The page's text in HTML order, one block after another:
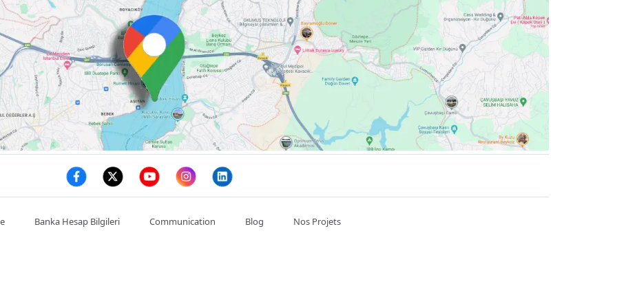
Banka Hesap Bilgileri Communication Blog Nos Projets